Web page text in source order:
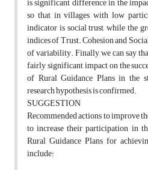
so that in villages with low
indicator is social trust, while the
indices of Trust. Cohesion and
of variability. Finally, we can say
fairly significant impact on the
of Rural Guidance Plans in the
research hypothesis is confirmed.
SUGGESTION
Recommended actions to improve
to increase their participation in
Rural Guidance Plans for
include: